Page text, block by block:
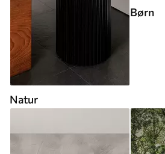
Natur
Børn